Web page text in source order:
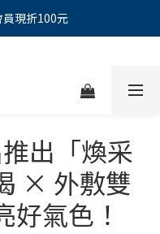
場✨ 新品上市優惠中！
現折100元
👉點我綁定
登場✨ 新品上市優惠中！
出「煥采
× 外敷雙
好氣色！